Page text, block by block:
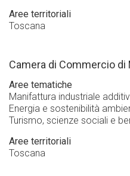
Aree territoriali
Toscana
Camera di Commercio di
Aree tematiche
Manifattura industriale
Energia e sostenibilità
Turismo, scienze sociali e
Aree territoriali
Toscana